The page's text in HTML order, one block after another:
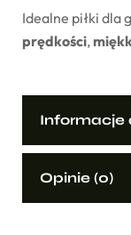
Idealne piłki dla
prędkości,
Informacje
Opinie (0)